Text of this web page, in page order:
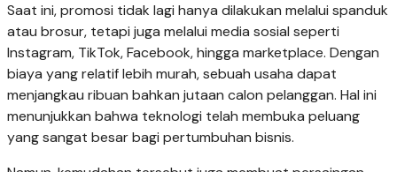
Saat ini, promosi tidak lagi hanya dilakukan melalui spanduk
atau brosur, tetapi juga melalui media sosial seperti
Instagram, TikTok, Facebook, hingga marketplace. Dengan
biaya yang relatif lebih murah, sebuah usaha dapat
menjangkau ribuan bahkan jutaan calon pelanggan. Hal ini
menunjukkan bahwa teknologi telah membuka peluang
yang sangat besar bagi pertumbuhan bisnis.